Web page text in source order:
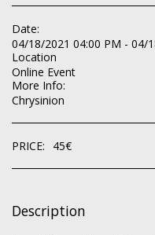
Date:
04/18/2021 04:00 PM - 04/
Location
Online Event
More Info:
Chrysinion
PRICE: 45€
Description